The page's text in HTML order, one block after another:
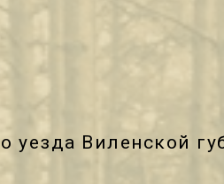
уезда Виленской